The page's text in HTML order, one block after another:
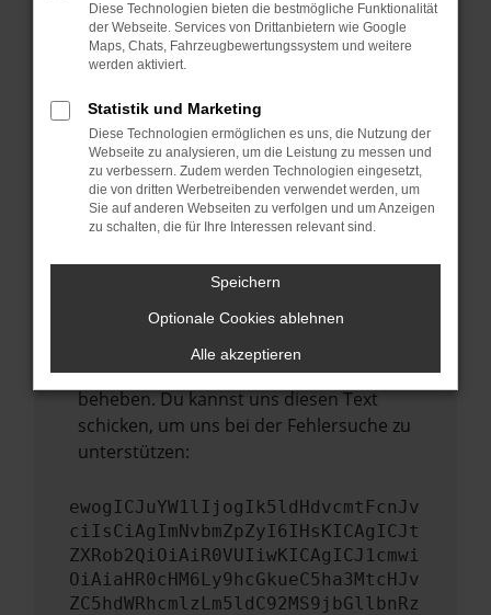
Starte dein Gerät neu.
Das kann manchmal helfen,
vorübergehende Probleme zu beheben.
Stelle sicher, dass dein Browser und dein
Betriebssystem auf dem neuesten Stand
sind.
Veraltete Software birgt nicht nur ein
Sicherheitsrisiko, sondern kann auch dazu
führen, dass bestimmte Funktionen nicht
mehr unterstützt werden.
Wende dich an den Webseitenbetreiber.
Wenn du alle oben genannten Schritte
versucht hast, kontaktiere uns bitte. Wir
werden versuchen, das Problem zu
beheben. Du kannst uns diesen Text
schicken, um uns bei der Fehlersuche zu
unterstützen:
ewogICJuYW1lIjogIk5ldHdvcmtFcnJv
ciIsCiAgImNvbmZpZyI6IHsKICAgICJt
ZXRob2QiOiAiR0VUIiwKICAgICJ1cmwi
OiAiaHR0cHM6Ly9hcGkueC5ha3MtcHJv
ZC5hdWRhcmlzLm5ldC92MS9jbGllbnRz
Diese Technologien bieten die bestmögliche Funktionalität
der Webseite. Services von Drittanbietern wie Google
Maps, Chats, Fahrzeugbewertungssystem und weitere
werden aktiviert.
Statistik und Marketing
Diese Technologien ermöglichen es uns, die Nutzung der
Webseite zu analysieren, um die Leistung zu messen und
zu verbessern. Zudem werden Technologien eingesetzt,
die von dritten Werbetreibenden verwendet werden, um
Sie auf anderen Webseiten zu verfolgen und um Anzeigen
zu schalten, die für Ihre Interessen relevant sind.
Speichern
Optionale Cookies ablehnen
Alle akzeptieren